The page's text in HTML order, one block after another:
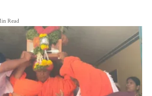
Read